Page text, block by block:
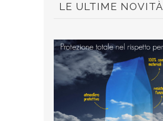
LE ULTIME NOVITÀ